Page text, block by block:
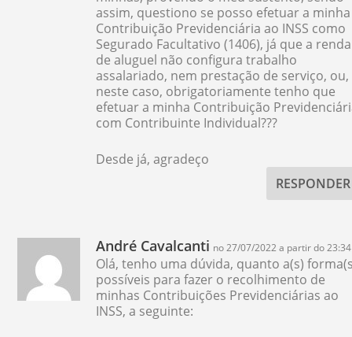
assim, questiono se posso efetuar a minha
Contribuição Previdenciária ao INSS como
Segurado Facultativo (1406), já que a renda
de aluguel não configura trabalho
assalariado, nem prestação de serviço, ou,
neste caso, obrigatoriamente tenho que
efetuar a minha Contribuição
com Contribuinte Individual???
Desde já, agradeço
RESPONDER
André Cavalcanti no 27/07/2022 a partir do 23:34
Olá, tenho uma dúvida, quanto a(s)
possíveis para fazer o recolhimento de
minhas Contribuições Previdenciárias ao
INSS, a seguinte: